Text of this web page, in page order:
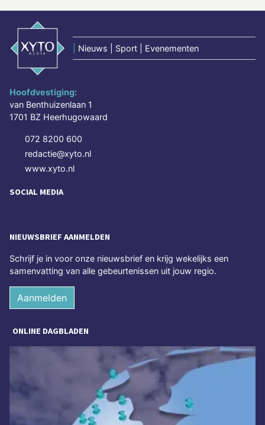
Nieuws | Sport | Evenementen
Hoofdvestiging:
van Benthuizenlaan 1
1701 BZ Heerhugowaard
072 8200 600
redactie@xyto.nl
www.xyto.nl
SOCIAL MEDIA
NIEUWSBRIEF AANMELDEN
Schrijf je in voor onze nieuwsbrief en krijg wekelijks een
samenvatting van alle gebeurtenissen uit jouw regio.
Aanmelden
ONLINE DAGBLADEN